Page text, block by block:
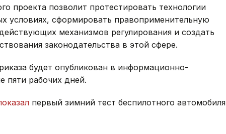
проекта позволит протестировать технологии
условиях, сформировать правоприменительную
механизмов регулирования и создать
законодательства в этой сфере.
будет опубликован в информационно-
пяти рабочих дней.
первый зимний тест беспилотного автомобиля